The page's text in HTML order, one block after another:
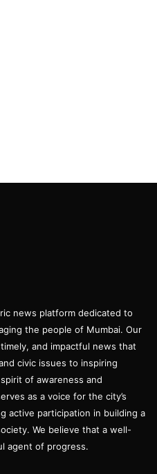
news platform dedicated to
the people of Mumbai. Our
and impactful news that
civic issues to inspiring
of awareness and
as a voice for the city’s
active participation in building a
We believe that a well-
agent of progress.